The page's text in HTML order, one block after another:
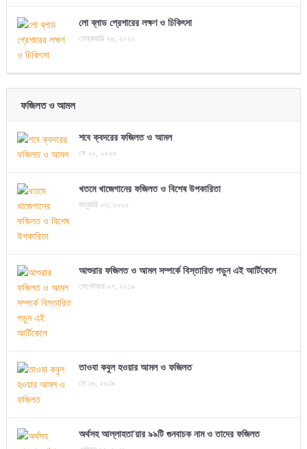
লো ব্লাড প্রেশারের লক্ষণ ও চিকিৎসা
ফেব্রুয়ারি ২৬, ২০২০
ফজিলত ও আমল
শবে ক্বদরের ফজিলত ও আমল
মে ২০, ২০২০
খতমে খাজেগানের ফজিলত ও বিশেষ উপকারিতা
জানুয়ারি ০৩, ২০২০
আশুরার ফজিলত ও আমল সম্পর্কে বিস্তারিত পড়ুন এই আর্টিকেলে
সেপ্টেম্বর ০৭, ২০১৯
তাওবা কবুল হওয়ার আমল ও ফজিলত
মে ১৬, ২০১৯
অর্থসহ আল্লাহতা’য়ার ৯৯টি গুনবাচক নাম ও তাদের ফজিলত